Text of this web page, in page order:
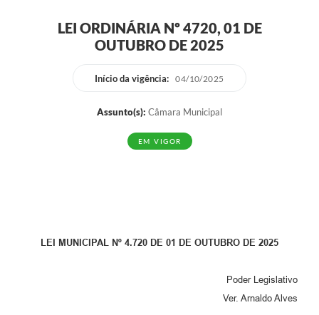
Certidão Negativa de Empresa
Lei Aldir Blanc
LEI ORDINÁRIA Nº 4720, 01 DE
OUTUBRO DE 2025
Início da vigência: 04/10/2025
Assunto(s): Câmara Municipal
EM VIGOR
LEI MUNICIPAL Nº 4.720 DE 01 DE OUTUBRO DE 2025
Poder Legislativo
Ver. Arnaldo Alves